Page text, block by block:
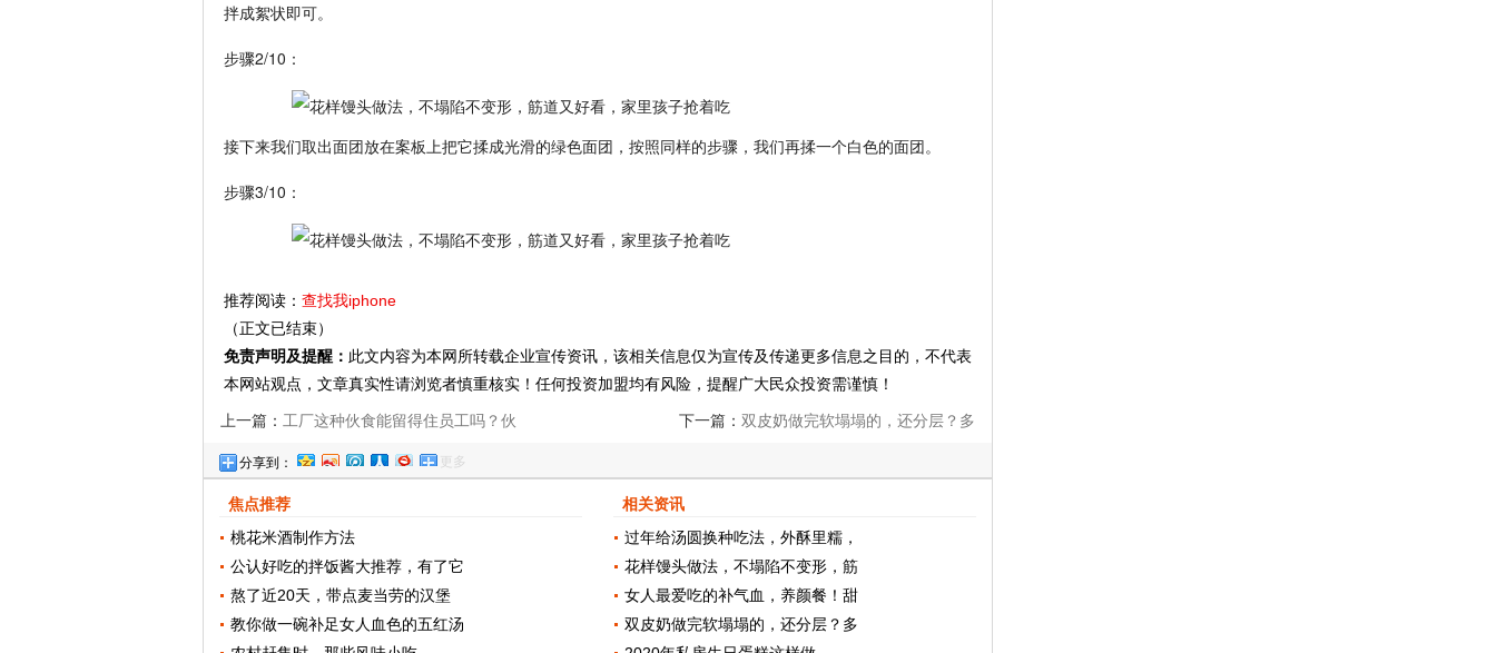
拌成絮状即可。
步骤2/10：
接下来我们取出面团放在案板上把它揉成光滑的绿色面团，按照同样的步骤，我们再揉一个白色的面团。
步骤3/10：
推荐阅读： 查找我iphone
（正文已结束）
免责声明及提醒： 此文内容为本网所转载企业宣传资讯，该相关信息仅为宣传及传递更多信息之目的，不代表
本网站观点，文章真实性请浏览者慎重核实！任何投资加盟均有风险，提醒广大民众投资需谨慎！
上一篇： 工厂这种伙食能留得住员工吗？伙
伴：看看再说
下一篇： 双皮奶做完软塌塌的，还分层？多
分享到： 更多
焦点推荐
桃花米酒制作方法
公认好吃的拌饭酱大推荐，有了它
熬了近20天，带点麦当劳的汉堡
教你做一碗补足女人血色的五红汤
相关资讯
过年给汤圆换种吃法，外酥里糯，
花样馒头做法，不塌陷不变形，筋
女人最爱吃的补气血，养颜餐！甜
双皮奶做完软塌塌的，还分层？多